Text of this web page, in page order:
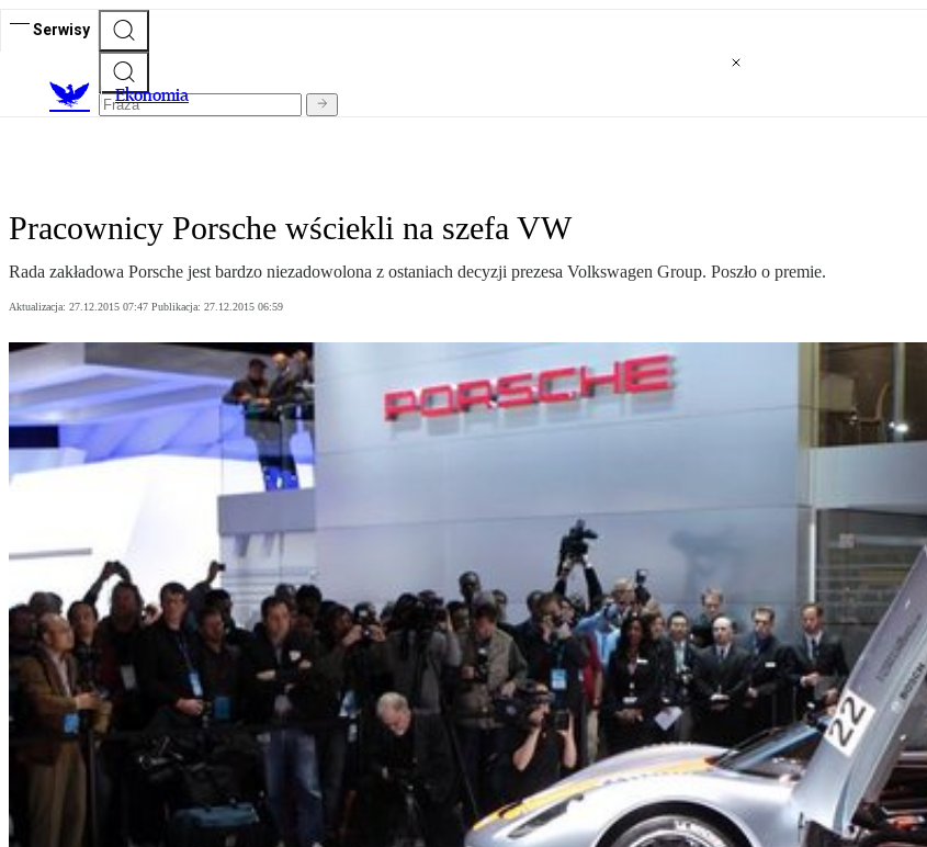
Serwisy
Ekonomia
Pracownicy Porsche wściekli na szefa VW
Rada zakładowa Porsche jest bardzo niezadowolona z ostaniach decyzji prezesa Volkswagen Group. Poszło o premie.
Aktualizacja: 27.12.2015 07:47 Publikacja: 27.12.2015 06:59